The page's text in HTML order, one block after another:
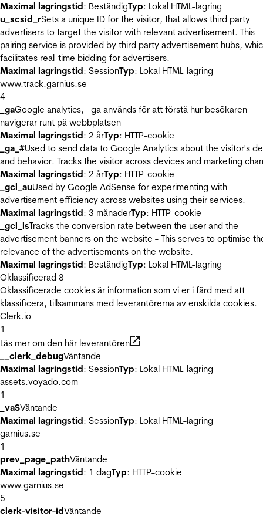
Maximal lagringstid: BeständigTyp: Lokal HTML-lagring
u_scsid_rSets a unique ID for the visitor, that allows third party
advertisers to target the visitor with relevant advertisement. This
pairing service is provided by third party advertisement hubs,
facilitates real-time bidding for advertisers.
Maximal lagringstid: SessionTyp: Lokal HTML-lagring
www.track.garnius.se
4
_gaGoogle analytics, _ga används för att förstå hur besökaren
navigerar runt på webbplatsen
Maximal lagringstid: 2 årTyp: HTTP-cookie
_ga_#Used to send data to Google Analytics about the visitor's
and behavior. Tracks the visitor across devices and marketing
Maximal lagringstid: 2 årTyp: HTTP-cookie
_gcl_auUsed by Google AdSense for experimenting with
advertisement efficiency across websites using their services.
Maximal lagringstid: 3 månaderTyp: HTTP-cookie
_gcl_lsTracks the conversion rate between the user and the
advertisement banners on the website - This serves to optimise
relevance of the advertisements on the website.
Maximal lagringstid: BeständigTyp: Lokal HTML-lagring
Oklassificerad 8
Oklassificerade cookies är information som vi er i färd med att
klassificera, tillsammans med leverantörerna av enskilda cookies.
Clerk.io
1
Läs mer om den här leverantören
__clerk_debugVäntande
Maximal lagringstid: SessionTyp: Lokal HTML-lagring
assets.voyado.com
1
_vaSVäntande
Maximal lagringstid: SessionTyp: Lokal HTML-lagring
garnius.se
1
prev_page_pathVäntande
Maximal lagringstid: 1 dagTyp: HTTP-cookie
www.garnius.se
5
clerk-visitor-idVäntande